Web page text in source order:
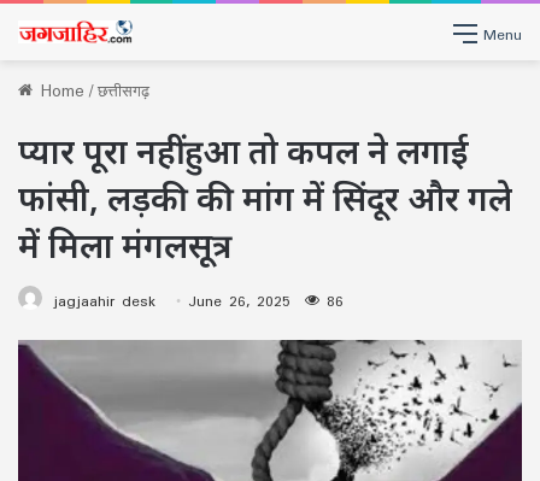
Menu
Home/छत्तीसगढ़
प्यार पूरा नहीं हुआ तो कपल ने लगाई
फांसी, लड़की की मांग में सिंदूर और गले
में मिला मंगलसूत्र
jagjaahir desk June 26, 2025 86